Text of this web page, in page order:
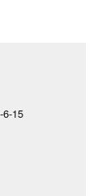
15